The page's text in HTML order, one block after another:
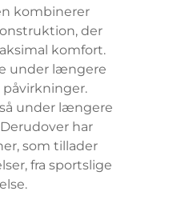
kombinerer
der
komfort.
under længere
under længere
har
som tillader
fra sportslige